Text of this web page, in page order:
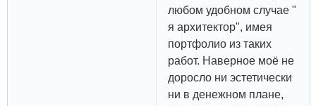
любом удобном случае "
я архитектор", имея
портфолио из таких
работ. Наверное моё не
доросло ни эстетически
ни в денежном плане,